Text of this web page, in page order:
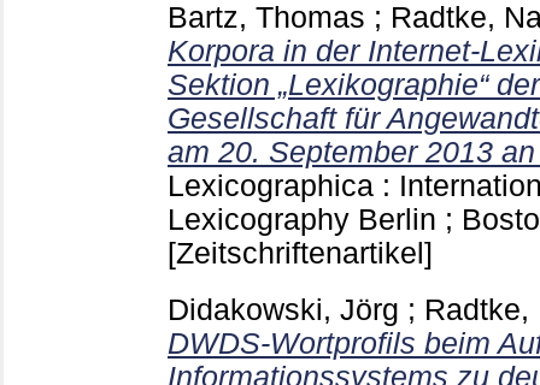
Bartz, Thomas ; Radtke,
Korpora in der Internet-
Sektion „Lexikographie“
Gesellschaft für
am 20. September 2013
Lexicographica :
Lexicography Berlin ;
[Zeitschriftenartikel]
Didakowski, Jörg ; Radtke,
DWDS-Wortprofils beim
Informationssystems zu